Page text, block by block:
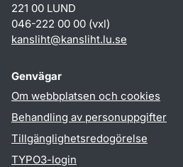
221 00 LUND
046-222 00 00 (vxl)
kansliht@kansliht.lu.se
Genvägar
Om webbplatsen och cookies
Behandling av personuppgifter
Tillgänglighetsredogörelse
TYPO3-login